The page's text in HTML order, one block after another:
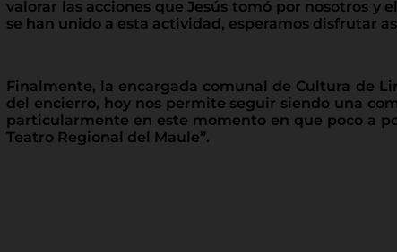
valorar las acciones que Jesús tomó por nosotros
se han unido a esta actividad, esperamos disfrutar
Finalmente, la encargada comunal de Cultura de
del encierro, hoy nos permite seguir siendo una
particularmente en este momento en que poco a
Teatro Regional del Maule”.